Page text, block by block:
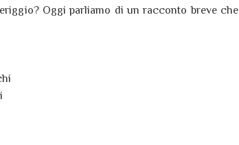
Oggi parliamo di un racconto breve che